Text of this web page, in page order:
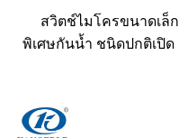
สวิตช์ไมโครขนาดเล็ก
พิเศษกันน้ำ ชนิดปกติเปิด